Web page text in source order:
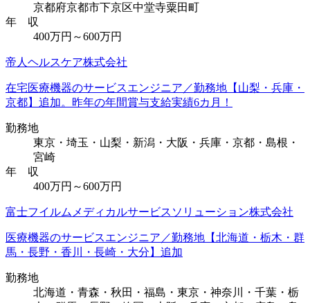
京都府京都市下京区中堂寺粟田町
年 収
400万円～600万円
帝人ヘルスケア株式会社
在宅医療機器のサービスエンジニア／勤務地【山梨・兵庫・
京都】追加。昨年の年間賞与支給実績6カ月！
勤務地
東京・埼玉・山梨・新潟・大阪・兵庫・京都・島根・
宮崎
年 収
400万円～600万円
富士フイルムメディカルサービスソリューション株式会社
医療機器のサービスエンジニア／勤務地【北海道・栃木・群
馬・長野・香川・長崎・大分】追加
勤務地
北海道・青森・秋田・福島・東京・神奈川・千葉・栃